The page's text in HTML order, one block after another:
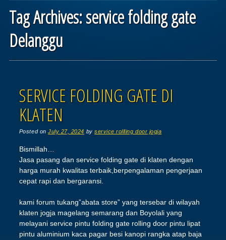
Tag Archives:service folding gate
Delanggu
SERVICE FOLDING GATE DI
KLATEN
Posted onJuly 27, 2024 byservice rollling door jogja
Bismillah…
Jasa pasang dan service folding gate di klaten dengan
harga murah kwalitas terbaik,berpengalaman pengerjaan
cepat rapi dan bergaransi.
kami forum tukang”abata store” yang tersebar di wilayah
klaten jogja magelang semarang dan Boyolali yang
melayani service pintu folding gate rolling door pintu lipat
pintu aluminium kaca pagar besi kanopi rangka atap baja